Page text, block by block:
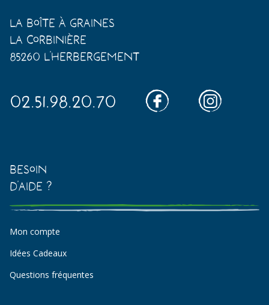
La Boîte à Graines
La Corbinière
85260 L'Herbergement
02.51.98.20.70
Besoin
d'aide ?
Mon compte
Idées Cadeaux
Questions fréquentes